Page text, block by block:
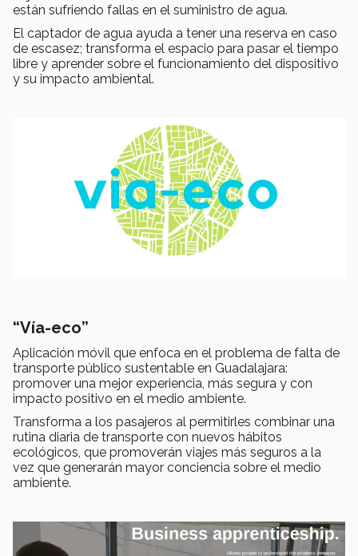
están sufriendo fallas en el suministro de agua.
El captador de agua ayuda a tener una reserva en caso
de escasez; transforma el espacio para pasar el tiempo
libre y aprender sobre el funcionamiento del dispositivo
y su impacto ambiental.
“Vía-eco”
Aplicación móvil que enfoca en el problema de falta de
transporte público sustentable en Guadalajara:
promover una mejor experiencia, más segura y con
impacto positivo en el medio ambiente.
Transforma a los pasajeros al permitirles combinar una
rutina diaria de transporte con nuevos hábitos
ecológicos, que promoverán viajes más seguros a la
vez que generarán mayor conciencia sobre el medio
ambiente.